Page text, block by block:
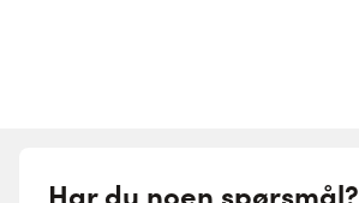
Har du noen spørsmål?